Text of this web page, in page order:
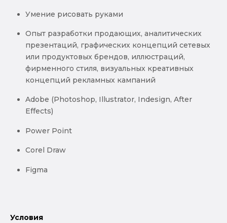
Умение рисовать руками
Опыт разработки продающих, аналитических
презентаций, графических концепций сетевых
или продуктовых брендов, иллюстраций,
фирменного стиля, визуальных креативных
концепций рекламных кампаний
Adobe (Photoshop, Illustrator, Indesign, After
Effects)
Power Point
Corel Draw
Figma
Условия